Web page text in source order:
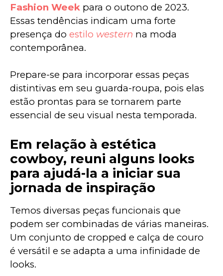
Fashion Week para o outono de 2023.
Essas tendências indicam uma forte
presença do estilo western na moda
contemporânea.
Prepare-se para incorporar essas peças
distintivas em seu guarda-roupa, pois elas
estão prontas para se tornarem parte
essencial de seu visual nesta temporada.
Em relação à estética
cowboy, reuni alguns looks
para ajudá-la a iniciar sua
jornada de inspiração
Temos diversas peças funcionais que
podem ser combinadas de várias maneiras.
Um conjunto de cropped e calça de couro
é versátil e se adapta a uma infinidade de
looks.